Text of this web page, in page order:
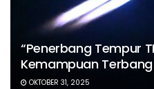
“Penerbang Tempur
Kemampuan
OKTOBER 31, 2025